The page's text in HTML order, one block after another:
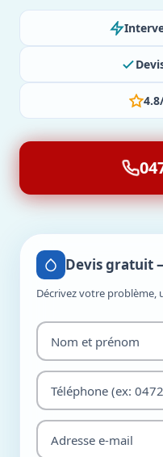
Devis gratuit
Décrivez votre problème,